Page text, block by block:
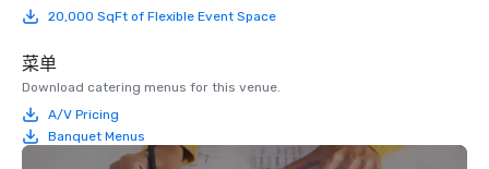
20,000 SqFt of Flexible Event Space
菜单
Download catering menus for this venue.
A/V Pricing
Banquet Menus